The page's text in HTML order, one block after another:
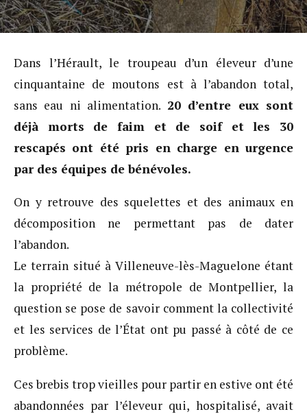
Dans l’Hérault, le troupeau d’un éleveur d’une
cinquantaine de moutons est à l’abandon total,
sans eau ni alimentation. 20 d’entre eux sont
déjà morts de faim et de soif et les 30
rescapés ont été pris en charge en urgence
par des équipes de bénévoles.
On y retrouve des squelettes et des animaux en
décomposition ne permettant pas de dater
l’abandon.
Le terrain situé à Villeneuve-lès-Maguelone étant
la propriété de la métropole de Montpellier, la
question se pose de savoir comment la collectivité
et les services de l’État ont pu passé à côté de ce
problème.
Ces brebis trop vieilles pour partir en estive ont été
abandonnées par l’éleveur qui, hospitalisé, avait